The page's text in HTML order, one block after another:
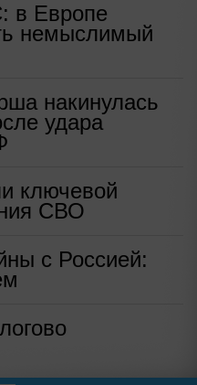
в Европе
немыслимый
накинулась
удара
ключевой
СВО
с Россией: